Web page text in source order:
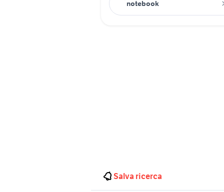
Salva ricerca